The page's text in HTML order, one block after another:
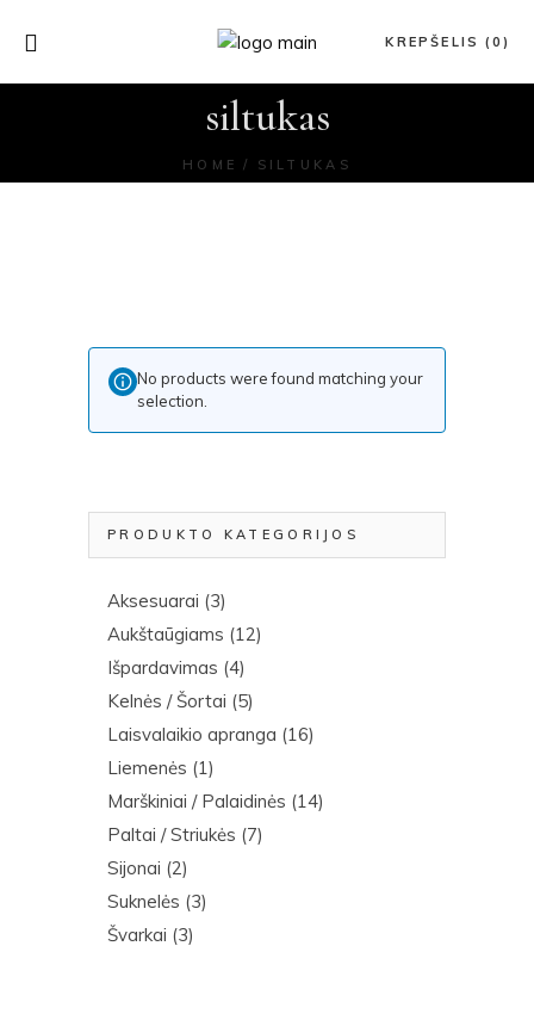
KREPŠELIS (0)
siltukas
HOME SILTUKAS
No products were found matching your
selection.
PRODUKTO KATEGORIJOS
Aksesuarai (3)
Aukštaūgiams (12)
Išpardavimas (4)
Kelnės / Šortai (5)
Laisvalaikio apranga (16)
Liemenės (1)
Marškiniai / Palaidinės (14)
Paltai / Striukės (7)
Sijonai (2)
Suknelės (3)
Švarkai (3)